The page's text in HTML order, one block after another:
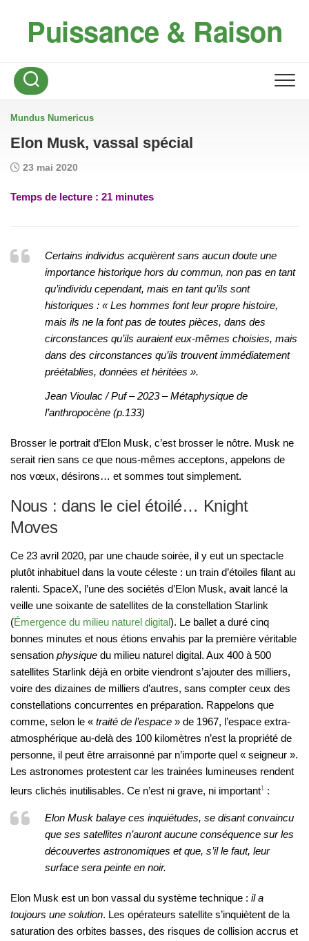
Puissance & Raison
Mundus Numericus
Elon Musk, vassal spécial
23 mai 2020
Temps de lecture : 21 minutes
Certains individus acquièrent sans aucun doute une
importance historique hors du commun, non pas en tant
qu’individu cependant, mais en tant qu’ils sont
historiques : « Les hommes font leur propre histoire,
mais ils ne la font pas de toutes pièces, dans des
circonstances qu’ils auraient eux-mêmes choisies, mais
dans des circonstances qu’ils trouvent immédiatement
préétablies, données et héritées ».
Jean Vioulac / Puf – 2023 –Métaphysique de
l’anthropocène (p.133)
Brosser le portrait d’Elon Musk, c’est brosser le nôtre. Musk ne
serait rien sans ce que nous-mêmes acceptons, appelons de
nos vœux, désirons… et sommes tout simplement.
Nous : dans le ciel étoilé… Knight
Moves
Ce 23 avril 2020, par une chaude soirée, il y eut un spectacle
plutôt inhabituel dans la voute céleste : un train d’étoiles filant au
ralenti. SpaceX, l’une des sociétés d’Elon Musk, avait lancé la
veille une soixante de satellites de la constellation Starlink
(Émergence du milieu naturel digital). Le ballet a duré cinq
bonnes minutes et nous étions envahis par la première véritable
sensation physique du milieu naturel digital. Aux 400 à 500
satellites Starlink déjà en orbite viendront s’ajouter des milliers,
voire des dizaines de milliers d’autres, sans compter ceux des
constellations concurrentes en préparation. Rappelons que
comme, selon le « traité de l’espace » de 1967, l’espace extra-
atmosphérique au-delà des 100 kilomètres n’est la propriété de
personne, il peut être arraisonné par n’importe quel « seigneur ».
Les astronomes protestent car les trainées lumineuses rendent
leurs clichés inutilisables. Ce n’est ni grave, ni important1 :
Elon Musk balaye ces inquiétudes, se disant convaincu
que ses satellites n’auront aucune conséquence sur les
découvertes astronomiques et que, s’il le faut, leur
surface sera peinte en noir.
Elon Musk est un bon vassal du système technique : il a
toujours une solution. Les opérateurs satellite s’inquiètent de la
saturation des orbites basses, des risques de collision accrus et